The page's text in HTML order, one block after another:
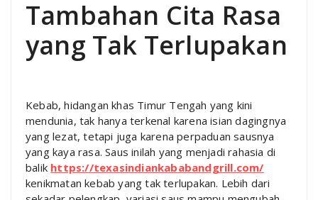
Tambahan Cita Rasa
yang Tak Terlupakan
Kebab, hidangan khas Timur Tengah yang kini
mendunia, tak hanya terkenal karena isian dagingnya
yang lezat, tetapi juga karena perpaduan sausnya
yang kaya rasa. Saus inilah yang menjadi rahasia di
balik https://texasindiankababandgrill.com/
kenikmatan kebab yang tak terlupakan. Lebih dari